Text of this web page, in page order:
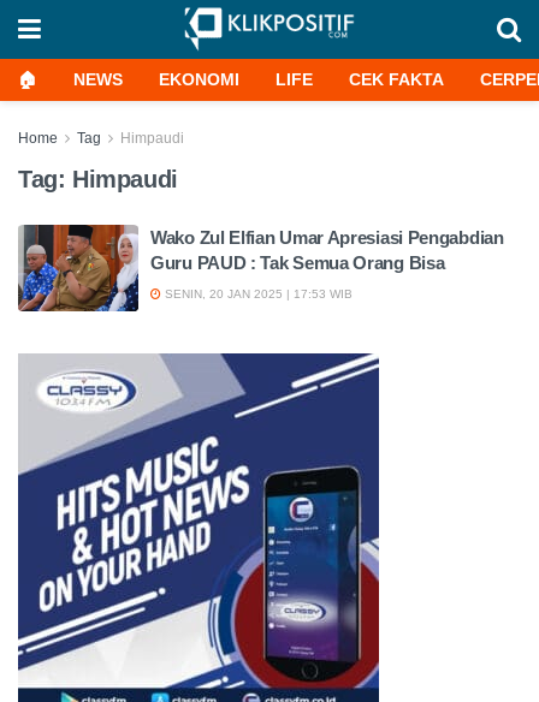
🏠 NEWS EKONOMI LIFE CEK FAKTA
Home Tag Himpaudi
Tag: Himpaudi
Wako Zul Elfian Umar Apresiasi Pengabdian
Guru PAUD : Tak Semua Orang Bisa
SENIN, 20 JAN 2025 | 17:53 WIB